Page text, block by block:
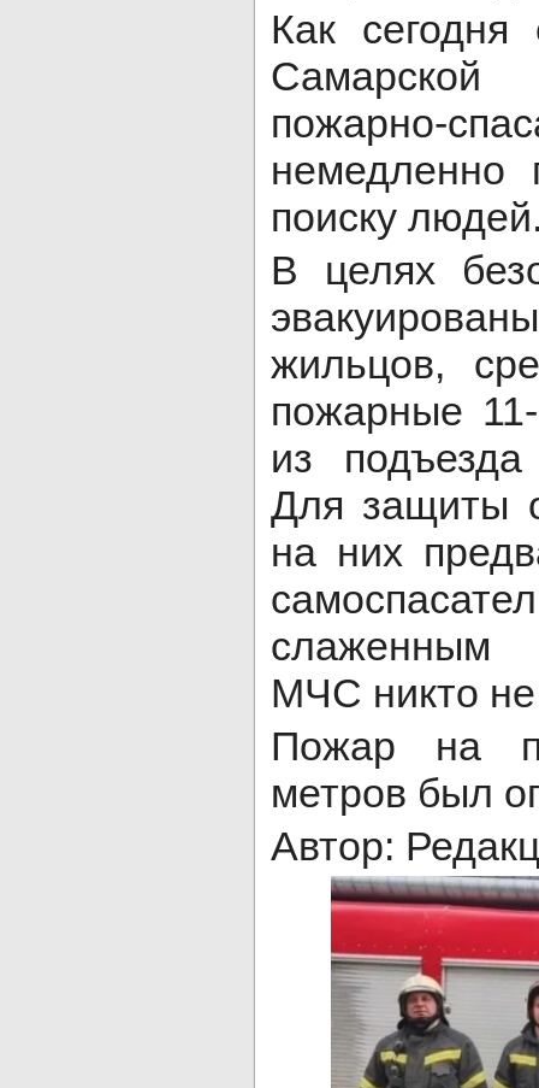
Как
пожарно-
немедленно
поиску
В целях
жильцов,
пожарные
из
Для защиты
на них
слаженным
МЧС никто
Пожар на
метров был
Автор: